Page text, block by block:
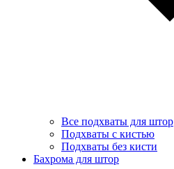
Все подхваты для штор
Подхваты с кистью
Подхваты без кисти
Бахрома для штор